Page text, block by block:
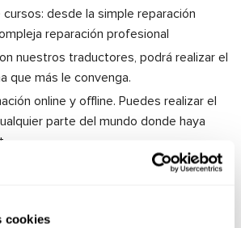
cookies
desde la simple reparación
reparación profesional
nuestros traductores, podrá realizar el
que más le convenga.
online y offline. Puedes realizar el
parte del mundo donde haya
tanto para grupos de dos
lo que otros no pueden!